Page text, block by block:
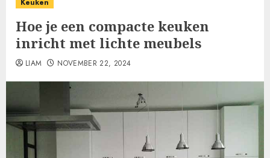
Keuken
Hoe je een compacte keuken
inricht met lichte meubels
LIAM NOVEMBER 22, 2024